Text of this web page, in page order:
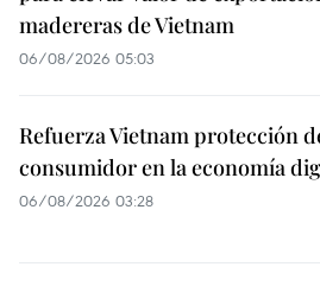
madereras de Vietnam
06/08/2026 05:03
Refuerza Vietnam protección
consumidor en la economía
06/08/2026 03:28